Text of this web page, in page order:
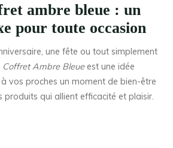
ambre bleue : un
pour toute occasion
une fête ou tout simplement
Coffret Ambre Bleueest une idée
vos proches un moment de bien-être
produits qui allient efficacité et plaisir.